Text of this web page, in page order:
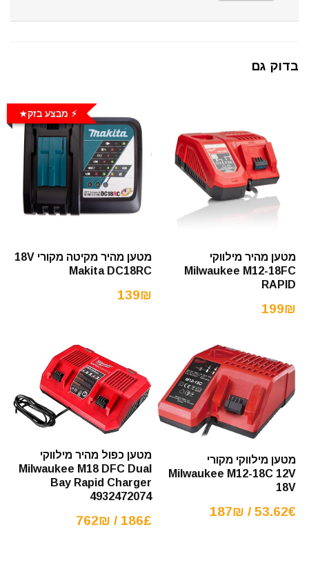
בדוק גם
מטען מהיר מילווקי
Milwaukee M12-18FC
RAPID
199₪
⚡️ מבצע בזק
מטען מהיר מקיטה מקורי 18V
Makita DC18RC
139₪
מטען מילווקי מקורי
Milwaukee M12-18C 12V
18V
53.62€ / 187₪
מטען כפול מהיר מילווקי
Milwaukee M18 DFC Dual
Bay Rapid Charger
4932472074
186£ / 762₪